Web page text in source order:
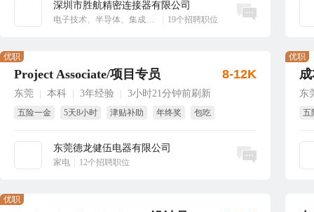
深圳市胜航精密连接器有限公司
电子技术、半导体、集成电路 19个招聘职位
立即沟通
Project Associate/项目专员
东莞 本科 3年经验 3小时21分钟前刷新
五险一金 5天8小时 津贴补助 年终奖
包吃
东莞德龙健伍电器有限公司
家电 12个招聘职位
优职
8-12K
立即沟通
东
五
优职
优职